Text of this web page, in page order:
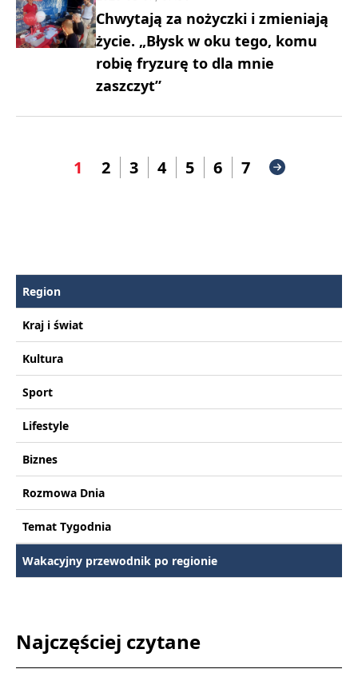
Chwytają za nożyczki i zmieniają
życie. „Błysk w oku tego, komu
robię fryzurę to dla mnie
zaszczyt”
1 2 3 4 5 6 7
Region
Kraj i świat
Kultura
Sport
Lifestyle
Biznes
Rozmowa Dnia
Temat Tygodnia
Wakacyjny przewodnik po regionie
Najczęściej czytane